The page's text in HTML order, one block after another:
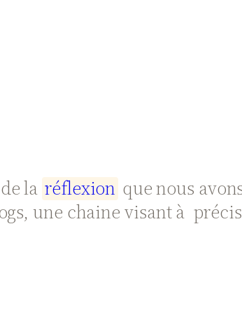
la réflexion que nous
une chaine visant à